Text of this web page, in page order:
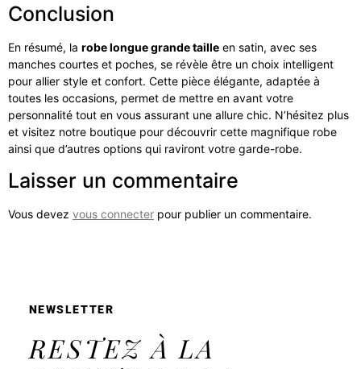
Conclusion
En résumé, la robe longue grande taille en satin, avec ses
manches courtes et poches, se révèle être un choix intelligent
pour allier style et confort. Cette pièce élégante, adaptée à
toutes les occasions, permet de mettre en avant votre
personnalité tout en vous assurant une allure chic. N’hésitez plus
et visitez notre boutique pour découvrir cette magnifique robe
ainsi que d’autres options qui raviront votre garde-robe.
Laisser un commentaire
Vous devez vous connecter pour publier un commentaire.
NEWSLETTER
RESTEZ À LA